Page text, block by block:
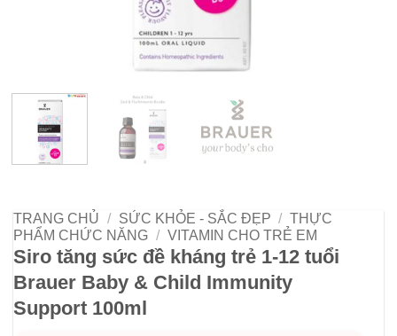
TRANG CHỦ / SỨC KHỎE - SẮC ĐẸP / THỰC
PHẨM CHỨC NĂNG / VITAMIN CHO TRẺ EM
Siro tăng sức đề kháng trẻ 1-12 tuổi
Brauer Baby & Child Immunity
Support 100ml